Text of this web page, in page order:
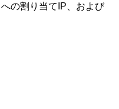
の割り当てIP、および